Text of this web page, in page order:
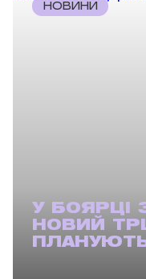
НОВИНИ
У БОЯРЦІ
НОВИЙ